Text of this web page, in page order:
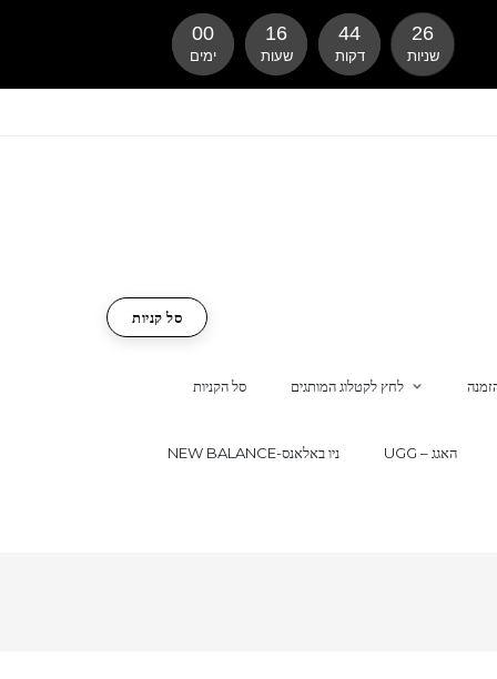
סל הקניות לחץ לקטלוג המותגים
NEW BALANCE-ניו באלאנס UGG – האגג
סל קניות
00
ימים
16
שעות
44
דקות
25
שניות